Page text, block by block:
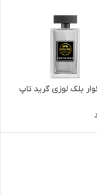
بلک لوزی گرید تاپ